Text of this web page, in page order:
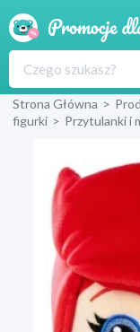
Strona Główna >
figurki > Przytulanki i